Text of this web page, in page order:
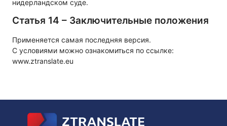
нидерландском суде.
Статья 14 – Заключительные положения
Применяется самая последняя версия.
С условиями можно ознакомиться по ссылке:
www.ztranslate.eu